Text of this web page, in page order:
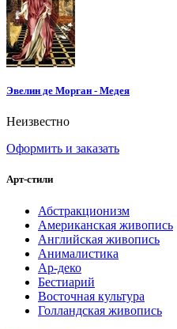
Эвелин де Морган - Медея
Неизвестно
Оформить и заказать
Арт-стили
Абстракционизм
Американская живопись
Английская живопись
Анималистика
Ар-деко
Бестиарий
Восточная культура
Голландская живопись